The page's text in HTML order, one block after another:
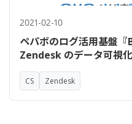
2021-02-10
ペパボのログ活用基盤
Zendesk のデータ可視化
CS Zendesk